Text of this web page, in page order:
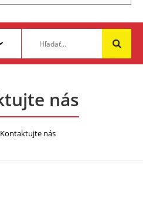
nás
Kontaktujte nás